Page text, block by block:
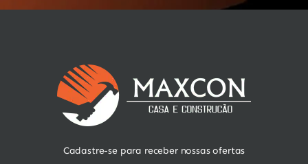
Cadastre-se para receber nossas ofertas